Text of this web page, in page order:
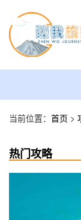
当前位置： 首页 >
热门攻略